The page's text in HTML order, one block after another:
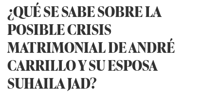
¿QUÉ SE SABE SOBRE LA
POSIBLE CRISIS
MATRIMONIAL DE ANDRÉ
CARRILLO Y SU ESPOSA
SUHAILA JAD?